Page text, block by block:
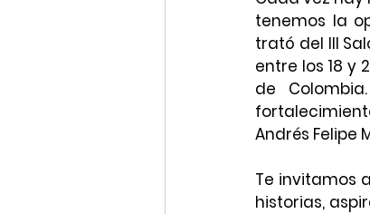
tenemos la
trató del III
entre los 18 y
de
Andrés Felipe
Te invitamos
historias,